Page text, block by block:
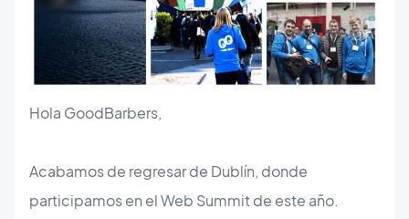
Hola GoodBarbers,
Acabamos de regresar de Dublín, donde
participamos en el Web Summit de este año.